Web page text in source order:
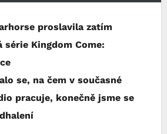
proslavila zatím
série Kingdom Come:
se, na čem v současné
pracuje, konečně jsme se